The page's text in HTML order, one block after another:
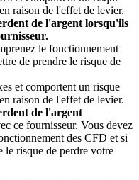
raison de l'effet de levier.
de l'argent lorsqu'ils
le fonctionnement
de prendre le risque de
et comportent un risque
raison de l'effet de levier.
de l'argent
ce fournisseur. Vous devez
des CFD et si
le risque de perdre votre